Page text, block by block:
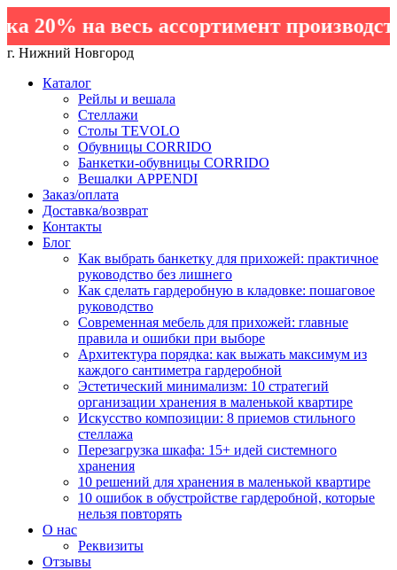
20% на весь ассортимент
г. Нижний Новгород
Каталог
Рейлы и вешала
Стеллажи
Столы TEVOLO
Обувницы CORRIDO
Банкетки-обувницы CORRIDO
Вешалки APPENDI
Заказ/оплата
Доставка/возврат
Контакты
Блог
Как выбрать банкетку для прихожей: практичное
руководство без лишнего
Как сделать гардеробную в кладовке: пошаговое
руководство
Современная мебель для прихожей: главные
правила и ошибки при выборе
Архитектура порядка: как выжать максимум из
каждого сантиметра гардеробной
Эстетический минимализм: 10 стратегий
организации хранения в маленькой квартире
Искусство композиции: 8 приемов стильного
стеллажа
Перезагрузка шкафа: 15+ идей системного
хранения
10 решений для хранения в маленькой квартире
10 ошибок в обустройстве гардеробной, которые
нельзя повторять
О нас
Реквизиты
Отзывы